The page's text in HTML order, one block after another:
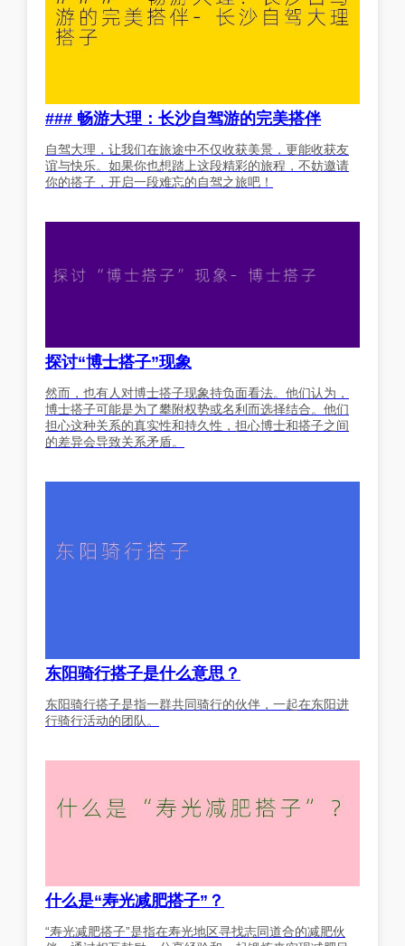
### 畅游大理：长沙自驾游的完美搭伴
自驾大理，让我们在旅途中不仅收获美景，更能收获友
谊与快乐。如果你也想踏上这段精彩的旅程，不妨邀请
你的搭子，开启一段难忘的自驾之旅吧！
探讨“博士搭子”现象
然而，也有人对博士搭子现象持负面看法。他们认为，
博士搭子可能是为了攀附权势或名利而选择结合。他们
担心这种关系的真实性和持久性，担心博士和搭子之间
的差异会导致关系矛盾。
东阳骑行搭子是什么意思？
东阳骑行搭子是指一群共同骑行的伙伴，一起在东阳进
行骑行活动的团队。
什么是“寿光减肥搭子”？
“寿光减肥搭子”是指在寿光地区寻找志同道合的减肥伙